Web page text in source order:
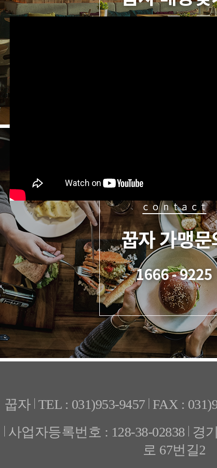
꿉자 TEL : 031)953-9457 FAX :
사업자등록번호 : 128-38-02838 경
로 67번길2